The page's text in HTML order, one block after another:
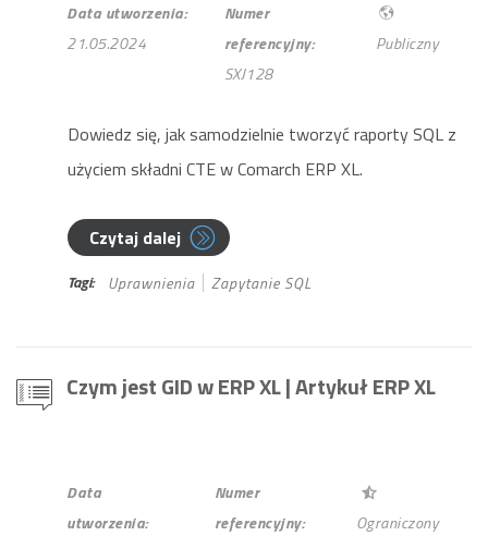
Data utworzenia:
21.05.2024
Numer
referencyjny:
SXJ128
Publiczny
Dowiedz się, jak samodzielnie tworzyć raporty SQL z
użyciem składni CTE w Comarch ERP XL.
Czytaj dalej
Tagi: Uprawnienia Zapytanie SQL
Czym jest GID w ERP XL| Artykuł ERP XL
Data
utworzenia:
Numer
referencyjny:
Ograniczony